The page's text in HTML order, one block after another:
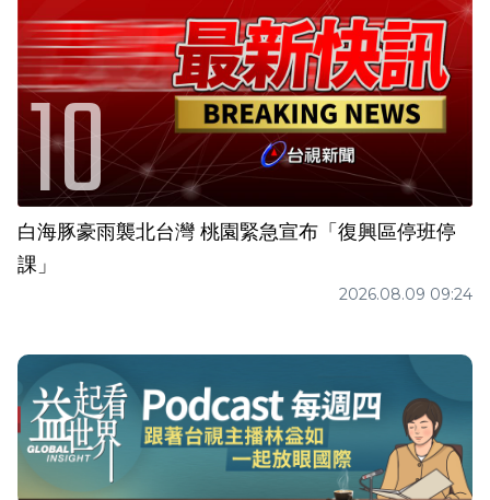
白海豚豪雨襲北台灣 桃園緊急宣布「復興區停班停
課」
2026.08.09 09:24